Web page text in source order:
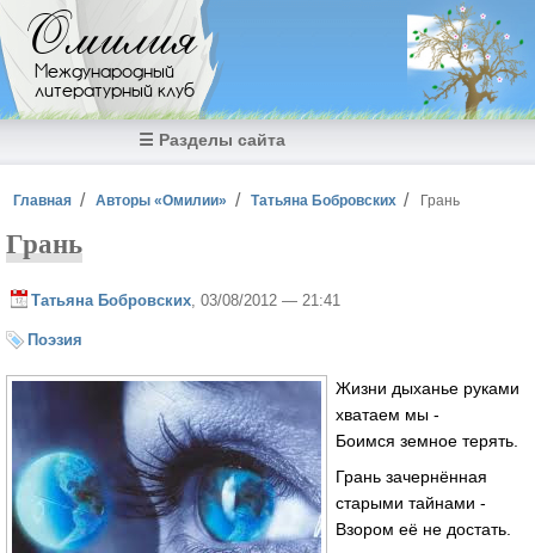
Перейти к основному содержанию
Омилия
Международный
литературный клуб
☰ Разделы сайта
Вы здесь
Главная Авторы «Омилии» Татьяна Бобровских Грань
Грань
Татьяна Бобровских , 03/08/2012 — 21:41
Поэзия
Жизни дыханье руками
хватаем мы -
Боимся земное терять.
Грань зачернённая
старыми тайнами -
Взором её не достать.